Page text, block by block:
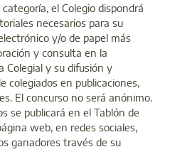
el Colegio dispondrá
necesarios para su
y/o de papel más
y consulta en la
Colegial y su difusión y
colegiados en publicaciones,
El concurso no será anónimo.
se publicará en el Tablón de
web, en redes sociales,
ganadores través de su